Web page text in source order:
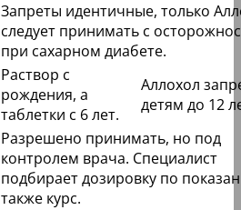
Запреты идентичные, только
следует принимать с
при сахарном диабете.
Раствор с
рождения, а
таблетки с 6 лет.
Аллохол
детям до 12
Разрешено принимать, но под
контролем врача. Специалист
подбирает дозировку по
также курс.